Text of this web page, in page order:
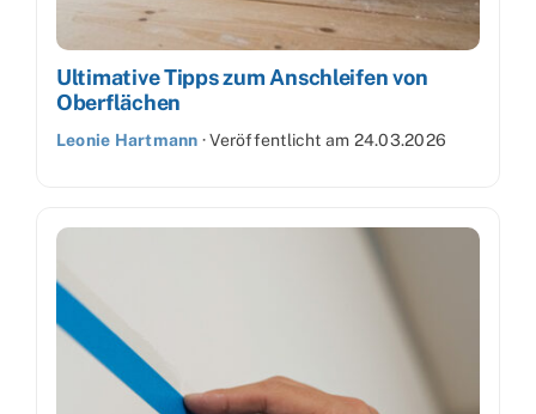
Ultimative Tipps zum Anschleifen von
Oberflächen
Leonie Hartmann ·Veröffentlicht am 24.03.2026